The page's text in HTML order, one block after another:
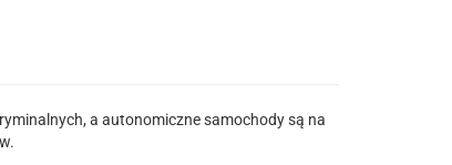
a autonomiczne samochody są na